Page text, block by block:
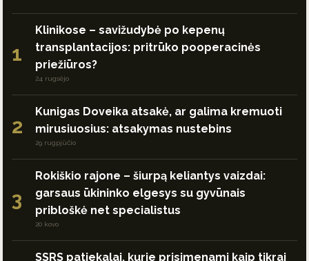
1
Klinikose – savižudybė po kepenų
transplantacijos: pritrūko pooperacinės
priežiūros?
24 rugsėjo
2
Kunigas Doveika atsakė, ar galima kremuoti
mirusiuosius: atsakymas nustebins
29 rugpjūčio
3
Rokiškio rajone – šiurpą keliantys vaizdai:
garsaus ūkininko elgesys su gyvūnais
pribloškė net specialistus
20 kovo
SSRS patiekalai, kurie prisimenami kaip tikrai